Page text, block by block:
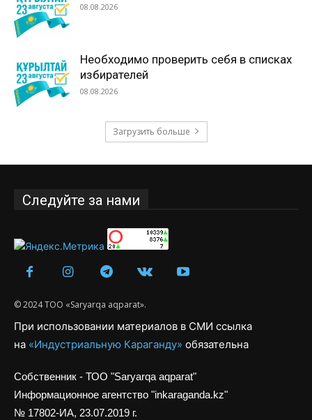
08.08.2026
Необходимо проверить себя в списках
избирателей
08.08.2026
Загрузить больше
Следуйте за нами
© 2024 ТОО «Saryarqa aqparat».
При использовании материалов в СМИ ссылка
на «Индустриальную Караганду» обязательна
Собственник - ТОО "Saryarqa aqparat"
Информационное агентство "inkaraganda.kz"
№ 17802-ИА, 23.07.2019 г.